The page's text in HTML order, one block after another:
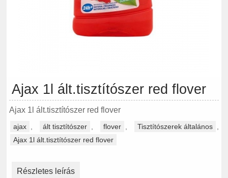
Ajax 1l ált.tisztítószer red flover
Ajax 1l ált.tisztítószer red flover
ajax ált tisztítószer flover Tisztítószerek általános
Ajax 1l ált.tisztítószer red flover
Részletes leírás